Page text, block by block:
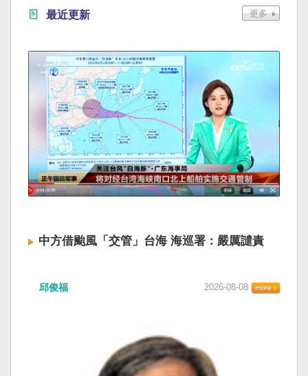
最近更新
中方借颱風「交管」台海 海巡署：嚴厲譴責
「將對經過台灣海峽南口北上船舶實施交通管
視網） 陸委會：中共無理粗魯聲明 極其可笑 中國
廣東海事局公告，受到颱風白海豚影響，「將對
經過台灣海峽南口北上船舶實施交通管制」。海
邱俊福 2026-08-08